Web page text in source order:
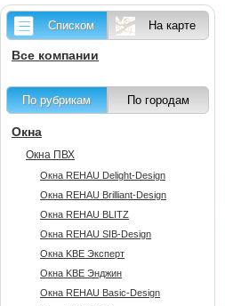
Списком На карте
Все компании
По рубрикам По городам
Окна
Окна ПВХ
Окна REHAU Delight-Design
Окна REHAU Brilliant-Design
Окна REHAU BLITZ
Окна REHAU SIB-Design
Окна KBE Эксперт
Окна KBE Энджин
Окна REHAU Basic-Design